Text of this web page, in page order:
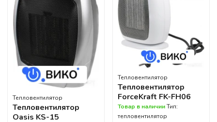
Тепловентилятор
Тепловентилятор
Oasis KS-15
Тепловентилятор
Тепловентилятор
ForceKraft FK-FH06
Товар в наличииТип:
тепловентилятор